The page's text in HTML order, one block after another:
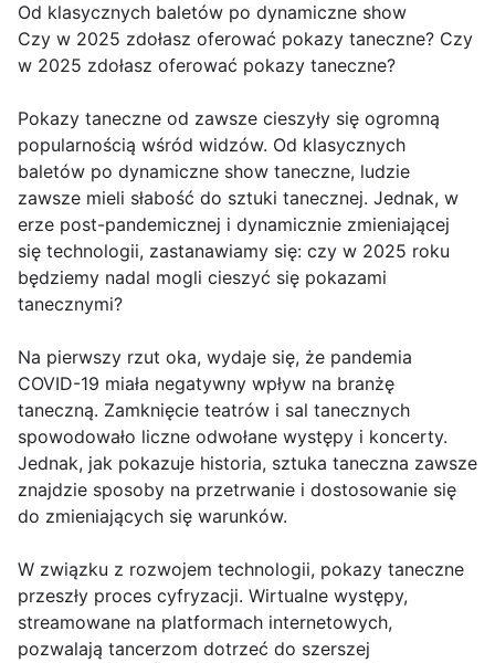
Od klasycznych baletów po dynamiczne show
Czy w 2025 zdołasz oferować pokazy taneczne? Czy
w 2025 zdołasz oferować pokazy taneczne?
Pokazy taneczne od zawsze cieszyły się ogromną
popularnością wśród widzów. Od klasycznych
baletów po dynamiczne show taneczne, ludzie
zawsze mieli słabość do sztuki tanecznej. Jednak, w
erze post-pandemicznej i dynamicznie zmieniającej
się technologii, zastanawiamy się: czy w 2025 roku
będziemy nadal mogli cieszyć się pokazami
tanecznymi?
Na pierwszy rzut oka, wydaje się, że pandemia
COVID-19 miała negatywny wpływ na branżę
taneczną. Zamknięcie teatrów i sal tanecznych
spowodowało liczne odwołane występy i koncerty.
Jednak, jak pokazuje historia, sztuka taneczna zawsze
znajdzie sposoby na przetrwanie i dostosowanie się
do zmieniających się warunków.
W związku z rozwojem technologii, pokazy taneczne
przeszły proces cyfryzacji. Wirtualne występy,
streamowane na platformach internetowych,
pozwalają tancerzom dotrzeć do szerszej